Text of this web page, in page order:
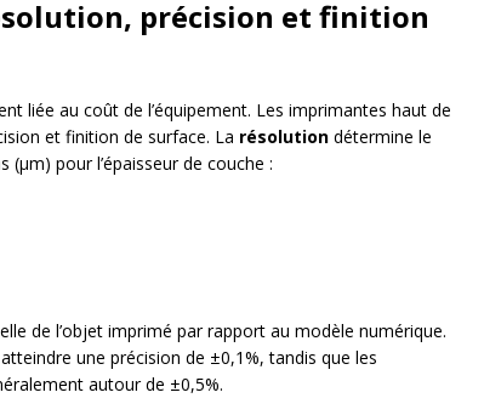
précision et finition
liée au coût de l’équipement. Les imprimantes haut de
et finition de surface. La résolution détermine le
pour l’épaisseur de couche :
de l’objet imprimé par rapport au modèle numérique.
une précision de ±0,1%, tandis que les
autour de ±0,5%.